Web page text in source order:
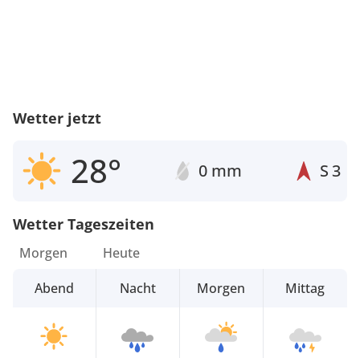
Wetter jetzt
28° 0 mm S3
Wetter Tageszeiten
Morgen
Abend
Heute
Nacht
Morgen Mittag